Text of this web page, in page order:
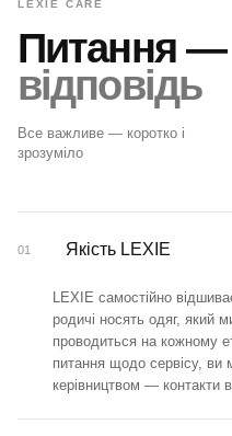
LEXIE CARE
Питання —
відповідь
Все важливе — коротко і
зрозуміло
01 Якість LEXIE
LEXIE самостійно
родичі носять одяг, який
проводиться на кожному
питання щодо сервісу, ви
керівництвом — контакти